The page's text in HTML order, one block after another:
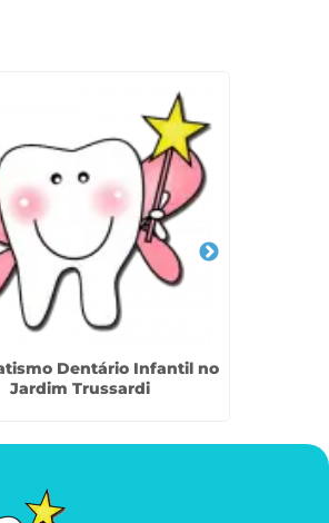
Dentário Infantil no
Jardim Trussardi